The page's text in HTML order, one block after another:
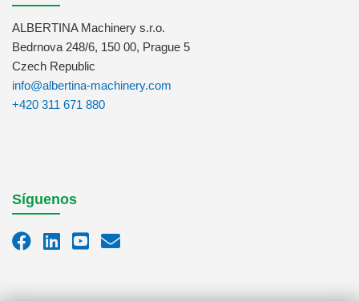
ALBERTINA Machinery s.r.o.
Bedrnova 248/6, 150 00, Prague 5
Czech Republic
info@albertina-machinery.com
+420 311 671 880
Síguenos